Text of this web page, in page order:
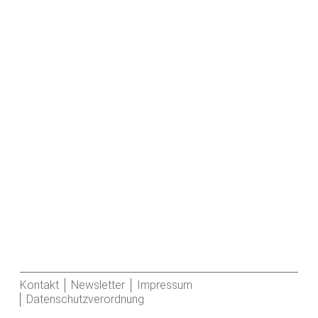
Kontakt Newsletter
Impressum
Datenschutzverordnung